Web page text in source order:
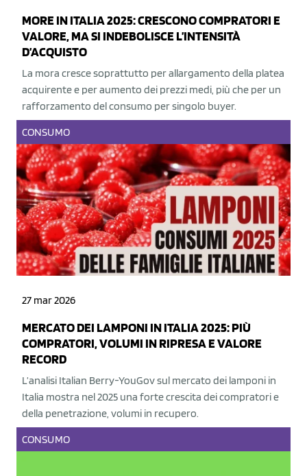
MORE IN ITALIA 2025: CRESCONO COMPRATORI E
VALORE, MA SI INDEBOLISCE L’INTENSITÀ
D’ACQUISTO
La mora cresce soprattutto per allargamento della platea
acquirente e per aumento dei prezzi medi, più che per un
rafforzamento del consumo per singolo buyer.
CONSUMO
27 mar 2026
MERCATO DEI LAMPONI IN ITALIA 2025: PIÙ
COMPRATORI, VOLUMI IN RIPRESA E VALORE
RECORD
L’analisi Italian Berry-YouGov sul mercato dei lamponi in
Italia mostra nel 2025 una forte crescita dei compratori e
della penetrazione, volumi in recupero.
CONSUMO